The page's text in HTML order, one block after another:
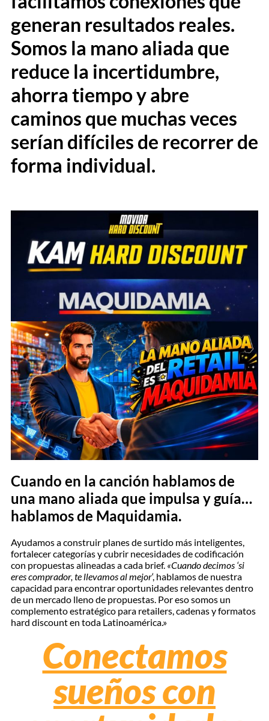
generan resultados reales.
Somos la mano aliada que
reduce la incertidumbre,
ahorra tiempo y abre
caminos que muchas veces
serían difíciles de recorrer de
forma individual.
Cuando en la canción hablamos de
una mano aliada que impulsa y guía…
hablamos de Maquidamia.
Ayudamos a construir planes de surtido más inteligentes,
fortalecer categorías y cubrir necesidades de codificación
con propuestas alineadas a cada brief. «Cuando decimos ‘si
eres comprador, te llevamos al mejor‘, hablamos de nuestra
capacidad para encontrar oportunidades relevantes dentro
de un mercado lleno de propuestas. Por eso somos un
complemento estratégico para retailers, cadenas y formatos
hard discount en toda Latinoamérica.»
Conectamos
sueños con